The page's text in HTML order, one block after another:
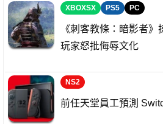
XBOXSX PS5 PC
《刺客教條：暗影者
玩家怒批侮辱文化
NS2
前任天堂員工預測